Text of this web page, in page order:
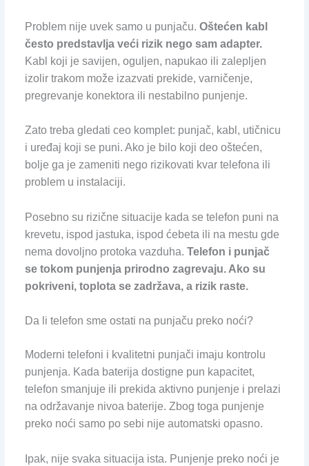
Problem nije uvek samo u punjaču. Oštećen kabl
često predstavlja veći rizik nego sam adapter.
Kabl koji je savijen, oguljen, napukao ili zalepljen
izolir trakom može izazvati prekide, varničenje,
pregrevanje konektora ili nestabilno punjenje.
Zato treba gledati ceo komplet: punjač, kabl, utičnicu
i uređaj koji se puni. Ako je bilo koji deo oštećen,
bolje ga je zameniti nego rizikovati kvar telefona ili
problem u instalaciji.
Posebno su rizične situacije kada se telefon puni na
krevetu, ispod jastuka, ispod ćebeta ili na mestu gde
nema dovoljno protoka vazduha. Telefon i punjač
se tokom punjenja prirodno zagrevaju. Ako su
pokriveni, toplota se zadržava, a rizik raste.
Da li telefon sme ostati na punjaču preko noći?
Moderni telefoni i kvalitetni punjači imaju kontrolu
punjenja. Kada baterija dostigne pun kapacitet,
telefon smanjuje ili prekida aktivno punjenje i prelazi
na održavanje nivoa baterije. Zbog toga punjenje
preko noći samo po sebi nije automatski opasno.
Ipak, nije svaka situacija ista. Punjenje preko noći je